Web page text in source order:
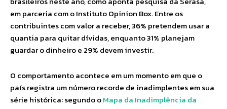
em parceria com o Instituto Opinion Box. Entre os
contribuintes com valor a receber, 36% pretendem usar a
quantia para quitar dívidas, enquanto 31% planejam
guardar o dinheiro e 29% devem investir.
O comportamento acontece em um momento em que o
país registra um número recorde de inadimplentes em sua
série histórica: segundo oMapa da Inadimplência da